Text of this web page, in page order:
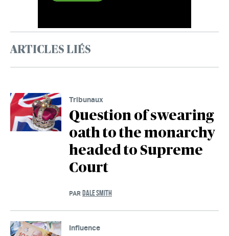
ARTICLES LIÉS
Tribunaux
Question of swearing
oath to the monarchy
headed to Supreme
Court
PAR DALE SMITH
Influence